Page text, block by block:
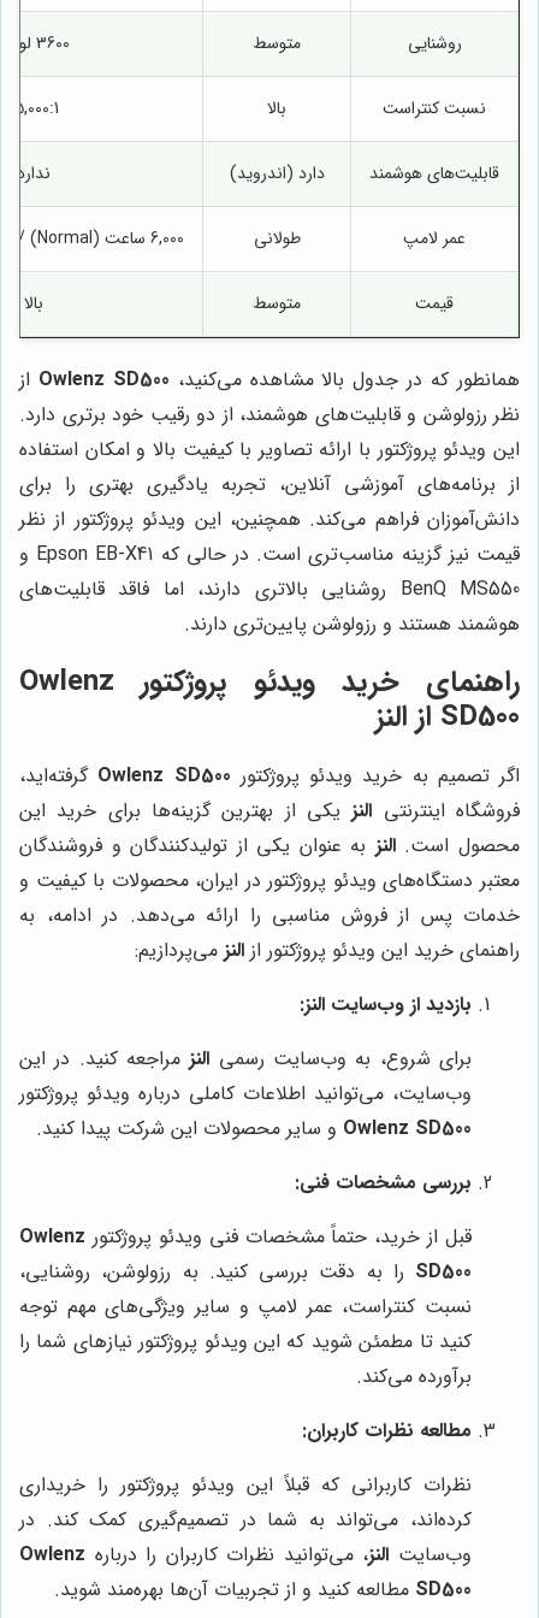
روشنایی متوسط 3600 لومن
نسبت کنتراست بالا 15,000:1
قابلیت‌های هوشمند دارد (اندروید) ندارد
عمر لامپ طولانی 6,000 ساعت (Normal) / 10,000 ساعت (Eco)
قیمت متوسط بالا
همانطور که در جدول بالا مشاهده می‌کنید، Owlenz SD500 از
نظر رزولوشن و قابلیت‌های هوشمند، از دو رقیب خود برتری دارد.
این ویدئو پروژکتور با ارائه تصاویر با کیفیت بالا و امکان استفاده
از برنامه‌های آموزشی آنلاین، تجربه یادگیری بهتری را برای
دانش‌آموزان فراهم می‌کند. همچنین، این ویدئو پروژکتور از نظر
قیمت نیز گزینه مناسب‌تری است. در حالی که Epson EB-X41 و
BenQ MS550 روشنایی بالاتری دارند، اما فاقد قابلیت‌های
هوشمند هستند و رزولوشن پایین‌تری دارند.
راهنمای خرید ویدئو پروژکتور Owlenz
SD500 از النز
اگر تصمیم به خرید ویدئو پروژکتور Owlenz SD500 گرفته‌اید،
فروشگاه اینترنتی النزیکی از بهترین گزینه‌ها برای خرید این
محصول است.النز به عنوان یکی از تولیدکنندگان و فروشندگان
معتبر دستگاه‌های ویدئو پروژکتور در ایران، محصولات با کیفیت و
خدمات پس از فروش مناسبی را ارائه می‌دهد. در ادامه، به
راهنمای خرید این ویدئو پروژکتور از النز می‌پردازیم:
بازدید از وب‌سایت النز:
برای شروع، به وب‌سایت رسمی النزمراجعه کنید. در این
وب‌سایت، می‌توانید اطلاعات کاملی درباره ویدئو پروژکتور
Owlenz SD500 و سایر محصولات این شرکت پیدا کنید.
بررسی مشخصات فنی:
قبل از خرید، حتماً مشخصات فنی ویدئو پروژکتور Owlenz
SD500 را به دقت بررسی کنید. به رزولوشن، روشنایی،
نسبت کنتراست، عمر لامپ و سایر ویژگی‌های مهم توجه
کنید تا مطمئن شوید که این ویدئو پروژکتور نیازهای شما را
برآورده می‌کند.
مطالعه نظرات کاربران:
نظرات کاربرانی که قبلاً این ویدئو پروژکتور را خریداری
کرده‌اند، می‌تواند به شما در تصمیم‌گیری کمک کند. در
وب‌سایت النز، می‌توانید نظرات کاربران را درباره Owlenz
SD500 مطالعه کنید و از تجربیات آن‌ها بهره‌مند شوید.